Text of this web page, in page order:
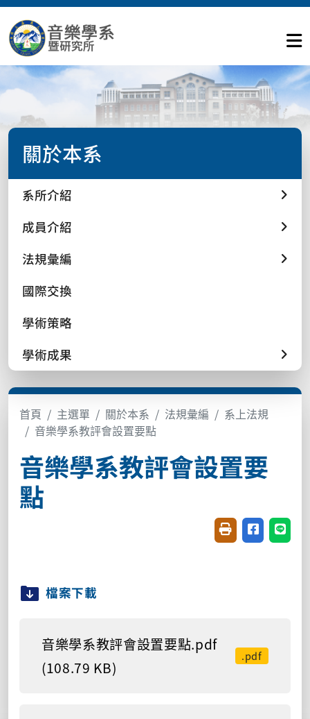
關於本系
系所介紹
成員介紹
法規彙編
國際交換
學術策略
學術成果
首頁 主選單 關於本系 法規彙編
系上法規
音樂學系教評會設置要點
音樂學系教評會設置要
點
友善列印(開新視
分享至臉書
分享
檔案下載
音樂學系教評會設置要點.pdf
(108.79 KB)
.pdf